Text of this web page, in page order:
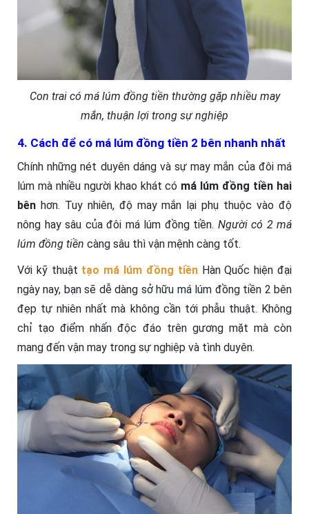
Con trai có má lúm đồng tiền thường gặp nhiều may
mắn, thuận lợi trong sự nghiệp
4. Cách để có má lúm đồng tiền 2 bên nhanh nhất
Chính những nét duyên dáng và sự may mắn của đôi má
lúm mà nhiều người khao khát có má lúm đồng tiền hai
bên hơn. Tuy nhiên, độ may mắn lại phụ thuộc vào độ
nông hay sâu của đôi má lúm đồng tiền. Người có 2 má
lúm đồng tiền càng sâu thì vận mệnh càng tốt.
Với kỹ thuật tạo má lúm đồng tiềnHàn Quốc hiện đại
ngày nay, bạn sẽ dễ dàng sở hữu má lúm đồng tiền 2 bên
đẹp tự nhiên nhất mà không cần tới phẫu thuật. Không
chỉ tạo điểm nhấn độc đáo trên gương mặt mà còn
mang đến vận may trong sự nghiệp và tình duyên.